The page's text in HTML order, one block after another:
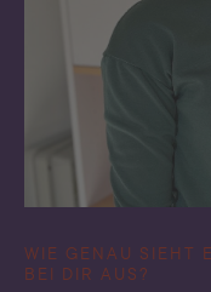
WIE GENAU SIEHT
BEI DIR AUS?